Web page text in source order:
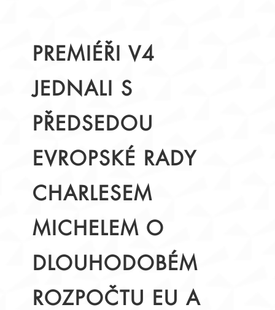
PREMIÉŘI V4
JEDNALI S
PŘEDSEDOU
EVROPSKÉ RADY
CHARLESEM
MICHELEM O
DLOUHODOBÉM
ROZPOČTU EU A